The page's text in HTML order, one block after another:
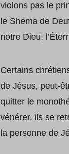
violons pas le
le Shema de
notre Dieu,
Certains
de Jésus, peut-
quitter le
vénérer, ils se
la personne de